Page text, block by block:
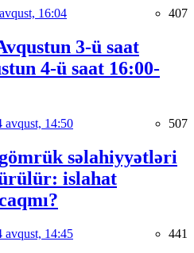
16:04 407
3-ü saat
4-ü saat 16:00-
avqust, 14:50 507
səlahiyyətləri
islahat
avqust, 14:45 441